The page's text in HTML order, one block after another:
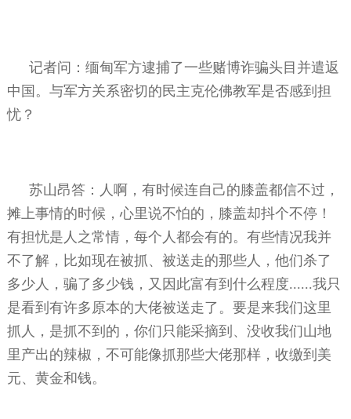
记者问：缅甸军方逮捕了一些赌博诈骗头目并遣返
中国。与军方关系密切的民主克伦佛教军是否感到担
忧？
苏山昂答：人啊，有时候连自己的膝盖都信不过，
摊上事情的时候，心里说不怕的，膝盖却抖个不停！
有担忧是人之常情，每个人都会有的。有些情况我并
不了解，比如现在被抓、被送走的那些人，他们杀了
多少人，骗了多少钱，又因此富有到什么程度......我只
是看到有许多原本的大佬被送走了。要是来我们这里
抓人，是抓不到的，你们只能采摘到、没收我们山地
里产出的辣椒，不可能像抓那些大佬那样，收缴到美
元、黄金和钱。